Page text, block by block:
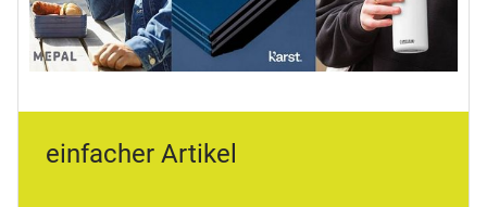
einfacher Artikel